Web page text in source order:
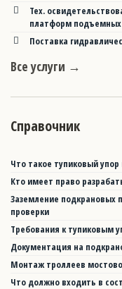
Тех.
платформ
Поставка
Все услуги →
Справочник
Что такое тупиковый
Кто имеет право
Заземление подкрановых
проверки
Требования к тупиковым
Документация на
Монтаж троллеев
Что должно входить в